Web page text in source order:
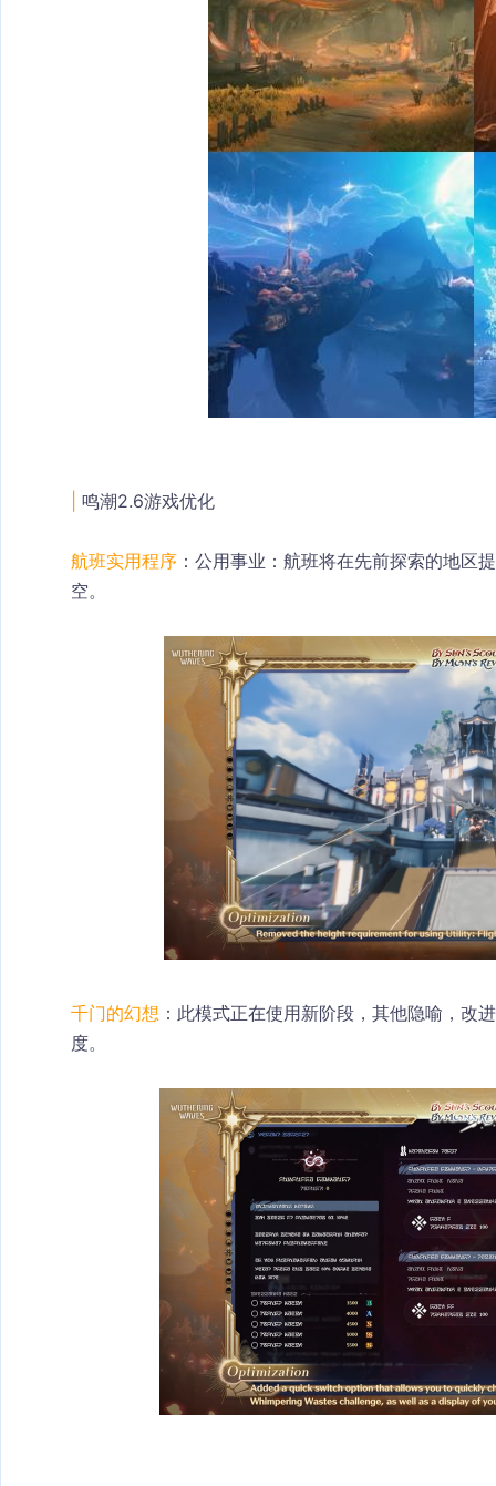
鸣潮2.6游戏优化
航班实用程序 ：公用事业：航班将在先前探索的地区
空。
千门的幻想 ：此模式正在使用新阶段，其他隐喻，改
度。